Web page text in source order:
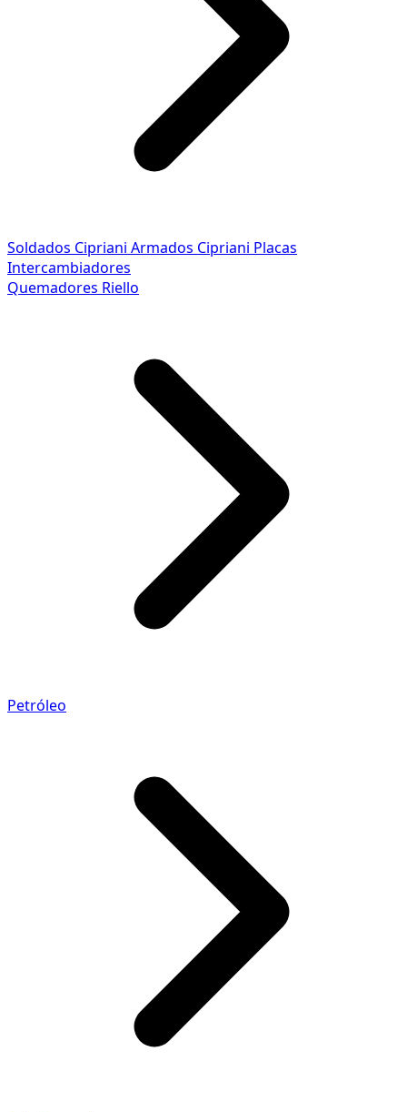
Soldados Cipriani Armados Cipriani Placas
Intercambiadores
Quemadores Riello
Petróleo